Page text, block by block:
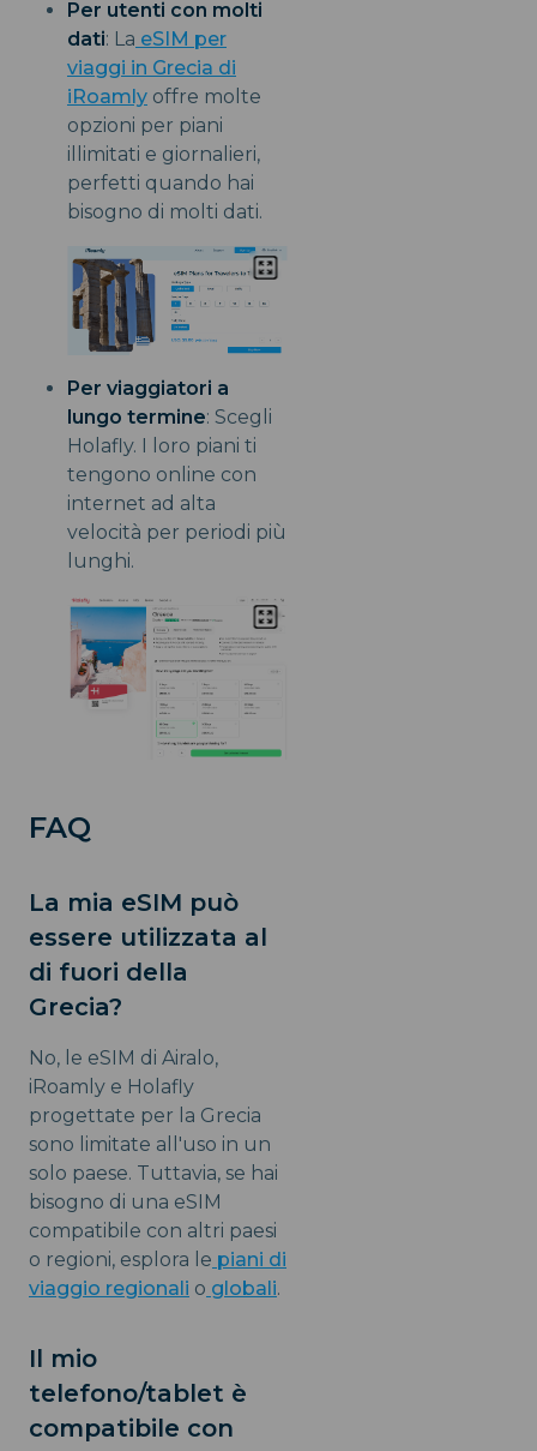
Per utenti con molti
dati: La eSIM per
viaggi in Grecia di
iRoamly offre molte
opzioni per piani
illimitati e giornalieri,
perfetti quando hai
bisogno di molti dati.
Per viaggiatori a
lungo termine: Scegli
Holafly. I loro piani ti
tengono online con
internet ad alta
velocità per periodi più
lunghi.
FAQ
La mia eSIM può
essere utilizzata al
di fuori della
Grecia?
No, le eSIM di Airalo,
iRoamly e Holafly
progettate per la Grecia
sono limitate all'uso in un
solo paese. Tuttavia, se hai
bisogno di una eSIM
compatibile con altri paesi
o regioni, esplora le piani di
viaggio regionali o globali.
Il mio
telefono/tablet è
compatibile con